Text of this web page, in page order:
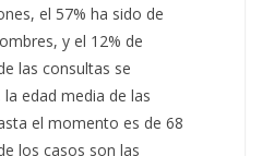
el 57% ha sido de
y el 12% de
las consultas se
edad media de las
el momento es de 68
los casos son las